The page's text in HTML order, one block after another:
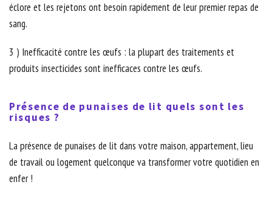
éclore et les rejetons ont besoin rapidement de leur premier repas de
sang.
3 ) Inefficacité contre les œufs : la plupart des traitements et
produits insecticides sont inefficaces contre les œufs.
Présence de punaises de lit quels sont les
risques ?
La présence de punaises de lit dans votre maison, appartement, lieu
de travail ou logement quelconque va transformer votre quotidien en
enfer !